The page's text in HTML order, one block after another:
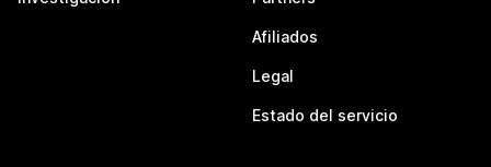
Afiliados
Legal
Estado del servicio